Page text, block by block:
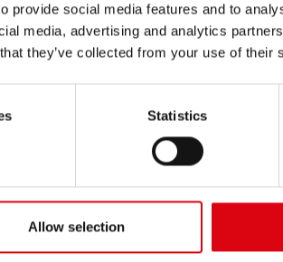
provide social media features and to
media, advertising and analytics
they’ve collected from your use of their
Statistics
Allow selection